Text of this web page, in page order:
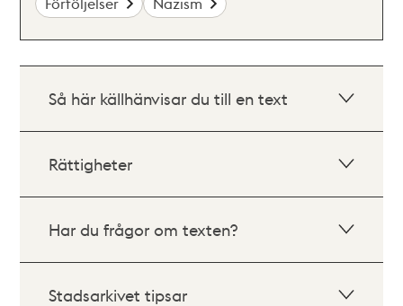
Så här källhänvisar du till en text
Rättigheter
Har du frågor om texten?
Stadsarkivet tipsar